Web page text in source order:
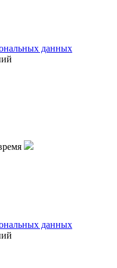
данных
данных